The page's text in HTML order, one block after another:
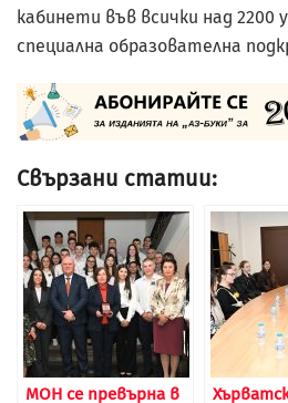
кабинети във всички над 2200
специална образователна
Свързани статии:
МОН се превърна в